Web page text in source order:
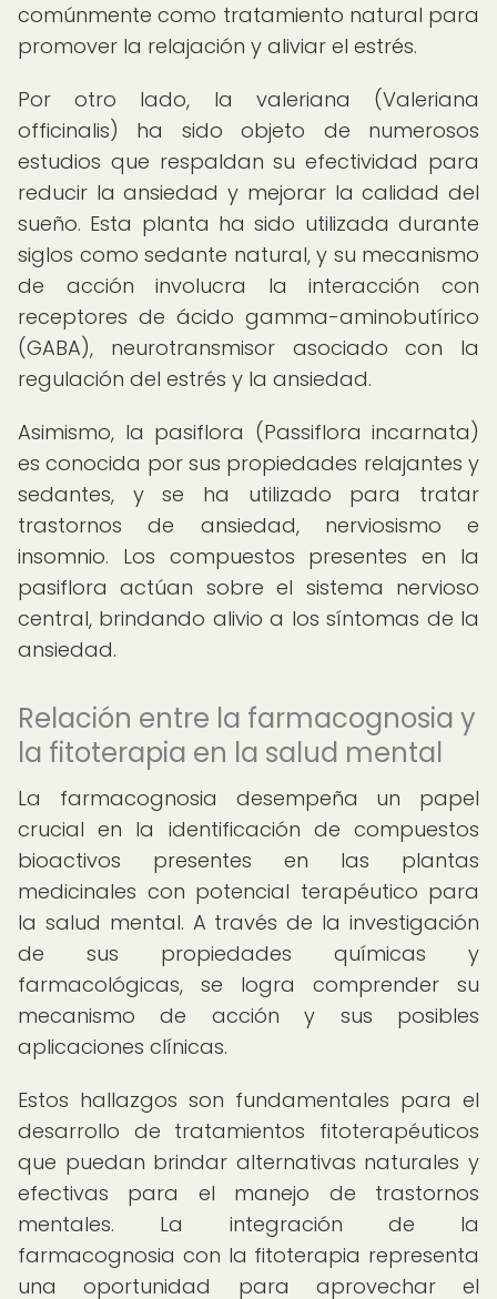
comúnmente como tratamiento natural para
promover la relajación y aliviar el estrés.
Por otro lado, la valeriana (Valeriana
officinalis) ha sido objeto de numerosos
estudios que respaldan su efectividad para
reducir la ansiedad y mejorar la calidad del
sueño. Esta planta ha sido utilizada durante
siglos como sedante natural, y su mecanismo
de acción involucra la interacción con
receptores de ácido gamma-aminobutírico
(GABA), neurotransmisor asociado con la
regulación del estrés y la ansiedad.
Asimismo, la pasiflora (Passiflora incarnata)
es conocida por sus propiedades relajantes y
sedantes, y se ha utilizado para tratar
trastornos de ansiedad, nerviosismo e
insomnio. Los compuestos presentes en la
pasiflora actúan sobre el sistema nervioso
central, brindando alivio a los síntomas de la
ansiedad.
Relación entre la farmacognosia y
la fitoterapia en la salud mental
La farmacognosia desempeña un papel
crucial en la identificación de compuestos
bioactivos presentes en las plantas
medicinales con potencial terapéutico para
la salud mental. A través de la investigación
de sus propiedades químicas y
farmacológicas, se logra comprender su
mecanismo de acción y sus posibles
aplicaciones clínicas.
Estos hallazgos son fundamentales para el
desarrollo de tratamientos fitoterapéuticos
que puedan brindar alternativas naturales y
efectivas para el manejo de trastornos
mentales. La integración de la
farmacognosia con la fitoterapia representa
una oportunidad para aprovechar el